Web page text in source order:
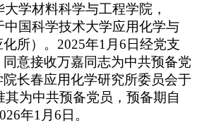
学材料科学与工程学院，
中国科学技术大学应用化学与
所）。2025年1月6日经党支
意接收万嘉同志为中共预备党
长春应用化学研究所委员会于
其为中共预备党员，预备期自
年1月6日。